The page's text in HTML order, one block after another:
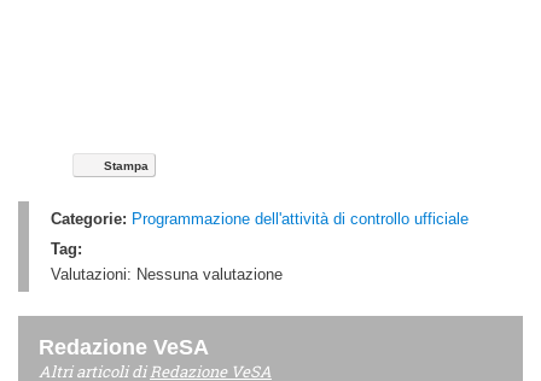
Stampa
Categorie: Programmazione dell'attività di controllo ufficiale
Tag:
Valutazioni: Nessuna valutazione
Redazione VeSA
Altri articoli diRedazione VeSA